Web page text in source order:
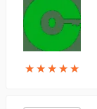
★★★★★
★★★★★